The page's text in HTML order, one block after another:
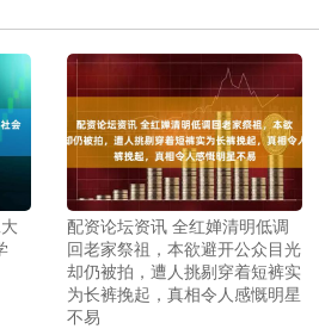
配资论坛资讯 全红婵清明低调
回老家祭祖，本欲避开公众目光
却仍被拍，遭人挑剔穿着短裤实
为长裤挽起，真相令人感慨明星
不易